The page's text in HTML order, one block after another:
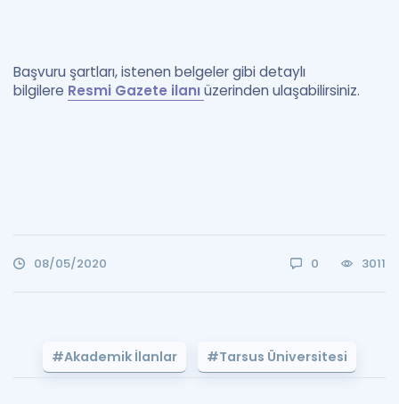
Başvuru şartları, istenen belgeler gibi detaylı
bilgilere Resmi Gazete ilanıüzerinden ulaşabilirsiniz.
08/05/2020 0 3011
#Akademik İlanlar #Tarsus Üniversitesi